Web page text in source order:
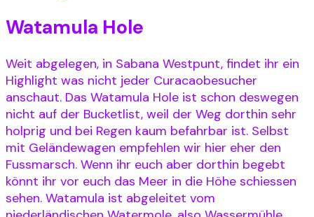
Watamula Hole
Weit abgelegen, in Sabana Westpunt, findet ihr ein
Highlight was nicht jeder Curacaobesucher
anschaut. Das Watamula Hole ist schon deswegen
nicht auf der Bucketlist, weil der Weg dorthin sehr
holprig und bei Regen kaum befahrbar ist. Selbst
mit Geländewagen empfehlen wir hier eher den
Fussmarsch. Wenn ihr euch aber dorthin begebt
könnt ihr vor euch das Meer in die Höhe schiessen
sehen. Watamula ist abgeleitet vom